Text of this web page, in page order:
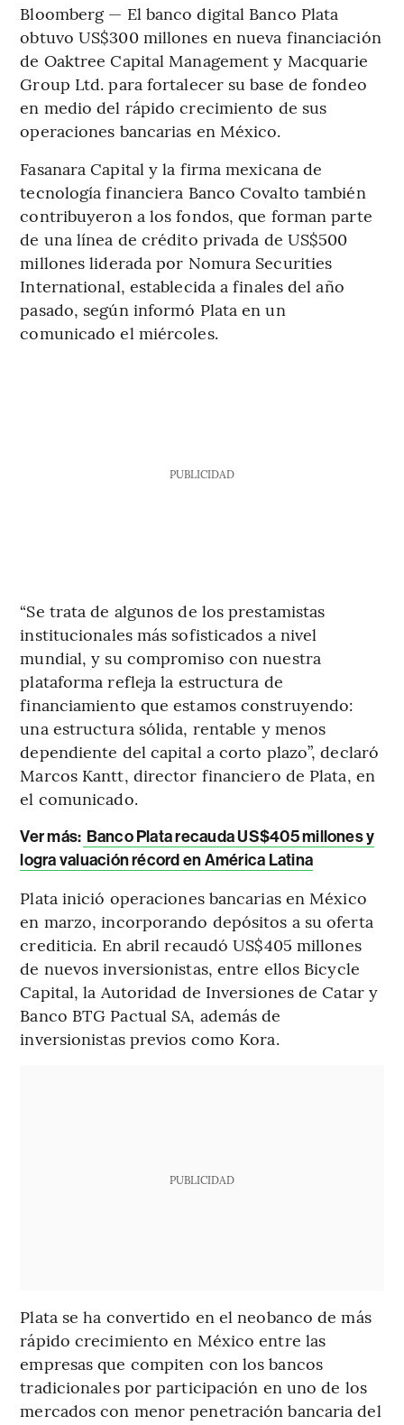
Bloomberg — El banco digital Banco Plata
obtuvo US$300 millones en nueva financiación
de Oaktree Capital Management y Macquarie
Group Ltd. para fortalecer su base de fondeo
en medio del rápido crecimiento de sus
operaciones bancarias en México.
Fasanara Capital y la firma mexicana de
tecnología financiera Banco Covalto también
contribuyeron a los fondos, que forman parte
de una línea de crédito privada de US$500
millones liderada por Nomura Securities
International, establecida a finales del año
pasado, según informó Plata en un
comunicado el miércoles.
PUBLICIDAD
“Se trata de algunos de los prestamistas
institucionales más sofisticados a nivel
mundial, y su compromiso con nuestra
plataforma refleja la estructura de
financiamiento que estamos construyendo:
una estructura sólida, rentable y menos
dependiente del capital a corto plazo”, declaró
Marcos Kantt, director financiero de Plata, en
el comunicado.
Ver más: Banco Plata recauda US$405 millones y
logra valuación récord en América Latina
Plata inició operaciones bancarias en México
en marzo, incorporando depósitos a su oferta
crediticia. En abril recaudó US$405 millones
de nuevos inversionistas, entre ellos Bicycle
Capital, la Autoridad de Inversiones de Catar y
Banco BTG Pactual SA, además de
inversionistas previos como Kora.
PUBLICIDAD
Plata se ha convertido en el neobanco de más
rápido crecimiento en México entre las
empresas que compiten con los bancos
tradicionales por participación en uno de los
mercados con menor penetración bancaria del